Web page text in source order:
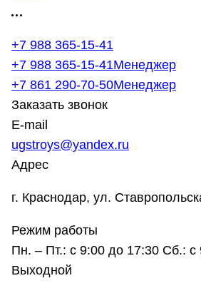
+7 988 365-15-41
+7 988 365-15-41Менеджер
+7 861 290-70-50Менеджер
Заказать звонок
E-mail
ugstroys@yandex.ru
Адрес
г. Краснодар, ул.
Режим работы
Пн. – Пт.: с 9:00 до 17:30 Сб.: с
Выходной